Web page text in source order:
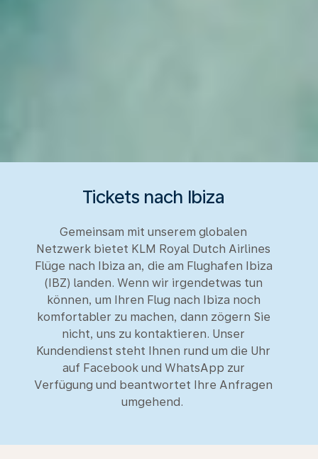
Tickets nach Ibiza
Gemeinsam mit unserem globalen
Netzwerk bietet KLM Royal Dutch Airlines
Flüge nach Ibiza an, die am Flughafen Ibiza
(IBZ) landen. Wenn wir irgendetwas tun
können, um Ihren Flug nach Ibiza noch
komfortabler zu machen, dann zögern Sie
nicht, uns zu kontaktieren. Unser
Kundendienst steht Ihnen rund um die Uhr
auf Facebook und WhatsApp zur
Verfügung und beantwortet Ihre Anfragen
umgehend.